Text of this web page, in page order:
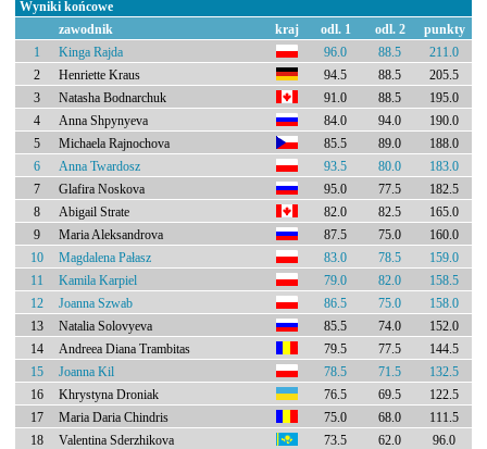
Wyniki końcowe
zawodnik
kraj odl. 1 odl. 2
punkty
1
Kinga Rajda 96.0 88.5
211.0
2
Henriette Kraus 94.5 88.5
205.5
3
Natasha Bodnarchuk 91.0 88.5
195.0
4
Anna Shpynyeva 84.0 94.0
190.0
5
Michaela Rajnochova 85.5 89.0
188.0
6
Anna Twardosz 93.5 80.0
183.0
7
Glafira Noskova 95.0 77.5
182.5
8
Abigail Strate 82.0 82.5
165.0
9
Maria Aleksandrova 87.5 75.0
160.0
10
Magdalena Pałasz 83.0 78.5
159.0
11
Kamila Karpiel 79.0 82.0
158.5
12
Joanna Szwab 86.5 75.0
158.0
13
Natalia Solovyeva 85.5 74.0
152.0
14
Andreea Diana Trambitas 79.5 77.5
144.5
15
Joanna Kil 78.5 71.5
132.5
16
Khrystyna Droniak 76.5 69.5
122.5
17
Maria Daria Chindris 75.0 68.0
111.5
18
Valentina Sderzhikova 73.5 62.0
96.0